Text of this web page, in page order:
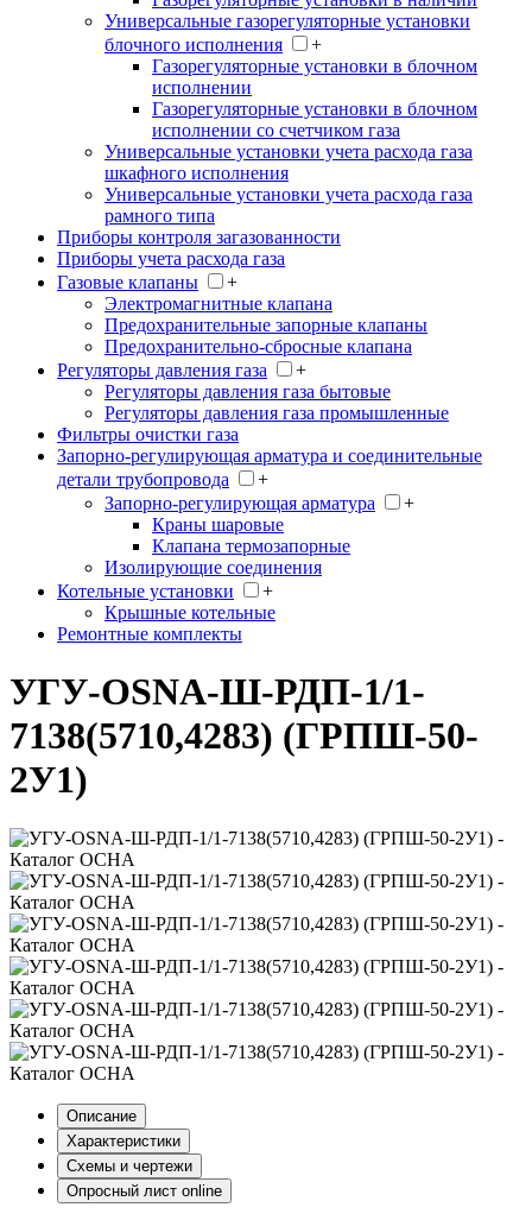
Универсальные газорегуляторные установки
блочного исполнения
+
Газорегуляторные установки в блочном
исполнении
Газорегуляторные установки в блочном
исполнении со счетчиком газа
Универсальные установки учета расхода газа
шкафного исполнения
Универсальные установки учета расхода газа
рамного типа
Приборы контроля загазованности
Приборы учета расхода газа
Газовые клапаны
+
Электромагнитные клапана
Предохранительные запорные клапаны
Предохранительно-сбросные клапана
Регуляторы давления газа
+
Регуляторы давления газа бытовые
Регуляторы давления газа промышленные
Фильтры очистки газа
Запорно-регулирующая арматура и соединительные
детали трубопровода
+
Запорно-регулирующая арматура
+
Краны шаровые
Клапана термозапорные
Изолирующие соединения
Котельные установки
+
Крышные котельные
Ремонтные комплекты
УГУ-OSNA-Ш-РДП-1/1-
7138(5710,4283) (ГРПШ-50-
2У1)
Описание
Характеристики
Схемы и чертежи
Опросный лист online